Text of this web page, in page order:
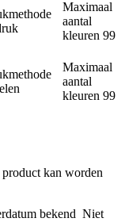
Maximaal
aantal
kleuren 99
Maximaal
aantal
kleuren 99
kan worden
bekend Niet